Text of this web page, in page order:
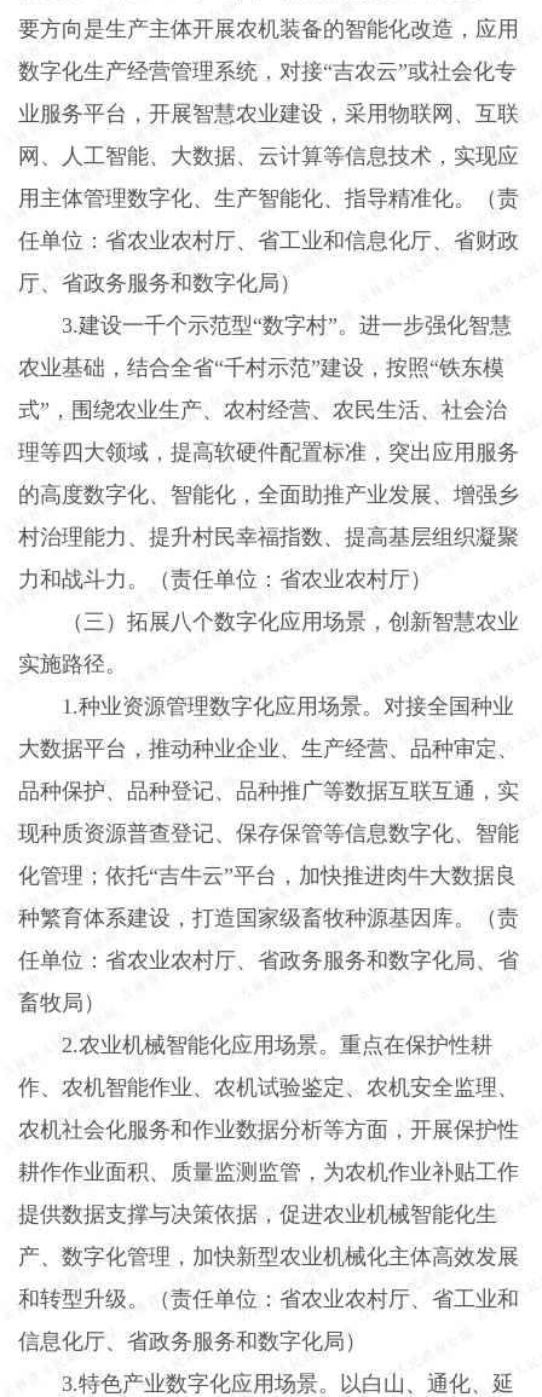
要方向是生产主体开展农机装备的智能化改造，应用
数字化生产经营管理系统，对接“吉农云”或社会化专
业服务平台，开展智慧农业建设，采用物联网、互联
网、人工智能、大数据、云计算等信息技术，实现应
用主体管理数字化、生产智能化、指导精准化。（责
任单位：省农业农村厅、省工业和信息化厅、省财政
厅、省政务服务和数字化局）
3.建设一千个示范型“数字村”。进一步强化智慧
农业基础，结合全省“千村示范”建设，按照“铁东模
式”，围绕农业生产、农村经营、农民生活、社会治
理等四大领域，提高软硬件配置标准，突出应用服务
的高度数字化、智能化，全面助推产业发展、增强乡
村治理能力、提升村民幸福指数、提高基层组织凝聚
力和战斗力。（责任单位：省农业农村厅）
（三）拓展八个数字化应用场景，创新智慧农业
实施路径。
1.种业资源管理数字化应用场景。对接全国种业
大数据平台，推动种业企业、生产经营、品种审定、
品种保护、品种登记、品种推广等数据互联互通，实
现种质资源普查登记、保存保管等信息数字化、智能
化管理；依托“吉牛云”平台，加快推进肉牛大数据良
种繁育体系建设，打造国家级畜牧种源基因库。（责
任单位：省农业农村厅、省政务服务和数字化局、省
畜牧局）
2.农业机械智能化应用场景。重点在保护性耕
作、农机智能作业、农机试验鉴定、农机安全监理、
农机社会化服务和作业数据分析等方面，开展保护性
耕作作业面积、质量监测监管，为农机作业补贴工作
提供数据支撑与决策依据，促进农业机械智能化生
产、数字化管理，加快新型农业机械化主体高效发展
和转型升级。（责任单位：省农业农村厅、省工业和
信息化厅、省政务服务和数字化局）
3.特色产业数字化应用场景。以白山、通化、延